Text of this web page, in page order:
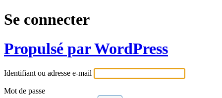
Se connecter
Propulsé par WordPress
Identifiant ou adresse e-mail
Mot de passe